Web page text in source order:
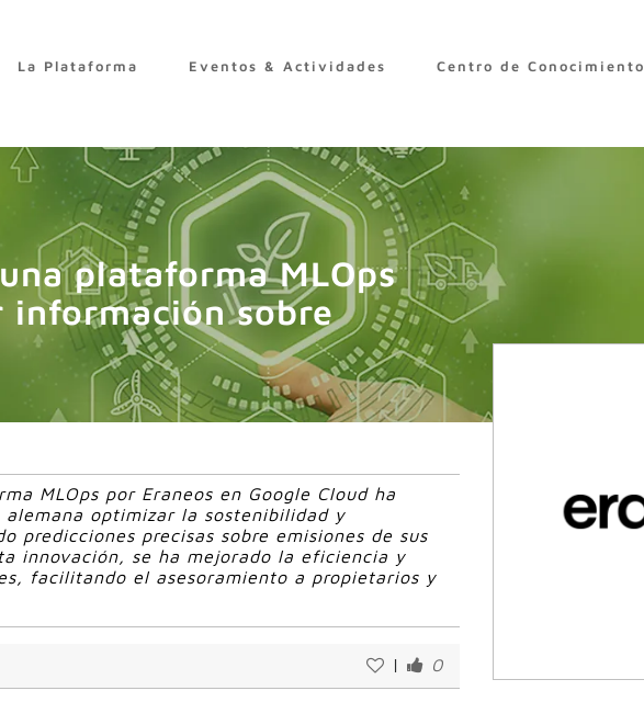
La Plataforma Eventos & Actividades Centro de Conocimiento
plataforma MLOps
información sobre
MLOps por Eraneos en Google Cloud ha
optimizar la sostenibilidad y
predicciones precisas sobre emisiones de sus
innovación, se ha mejorado la eficiencia y
facilitando el asesoramiento a propietarios y
| 0